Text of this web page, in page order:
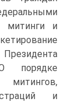
митинги и
порядке
митингов,
и